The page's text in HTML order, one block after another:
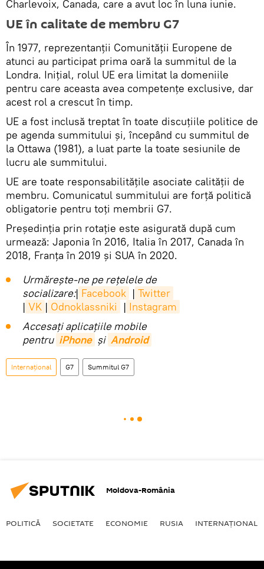
Charlevoix, Canada, care a avut loc în luna iunie.
UE în calitate de membru G7
În 1977, reprezentanții Comunității Europene de
atunci au participat prima oară la summitul de la
Londra. Inițial, rolul UE era limitat la domeniile
pentru care aceasta avea competențe exclusive, dar
acest rol a crescut în timp.
UE a fost inclusă treptat în toate discuțiile politice de
pe agenda summitului și, începând cu summitul de
la Ottawa (1981), a luat parte la toate sesiunile de
lucru ale summitului.
UE are toate responsabilitățile asociate calității de
membru. Comunicatul summitului are forță politică
obligatorie pentru toți membrii G7.
Președinția prin rotație este asigurată după cum
urmează: Japonia în 2016, Italia în 2017, Canada în
2018, Franța în 2019 și SUA în 2020.
Urmărește-ne pe rețelele de
socializare:| Facebook | Twitter
| VK | Odnoklassniki | Instagram
Accesaţi aplicaţiile mobile
pentru iPhone și Android
Internaţional G7 Summitul G7
Moldova-România
POLITICĂ SOCIETATE ECONOMIE RUSIA INTERNAŢIONAL